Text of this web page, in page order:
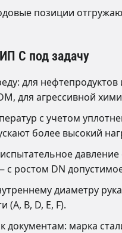
позиции
C под задачу
для
для агрессивной
с учетом
более высокий
ростом DN
диаметру
(A, B, D, E, F).
документам: марка